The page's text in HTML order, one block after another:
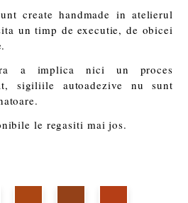
create handmade in atelierul
un timp de executie, de obicei
a implica nici un proces
sigiliile autoadezive nu sunt
le regasiti mai jos.